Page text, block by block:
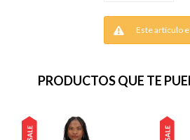
Este artículo
PRODUCTOS QUE TE